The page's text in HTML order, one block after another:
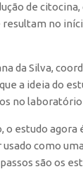
de citocina,
no
da Silva,
a ideia do
no laboratório
o estudo agora
como
são os